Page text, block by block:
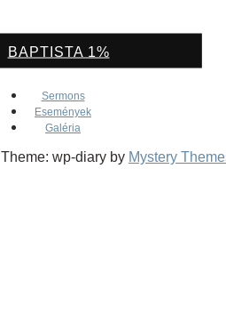
BAPTISTA 1%
Sermons
Események
Galéria
Theme: wp-diary by Mystery